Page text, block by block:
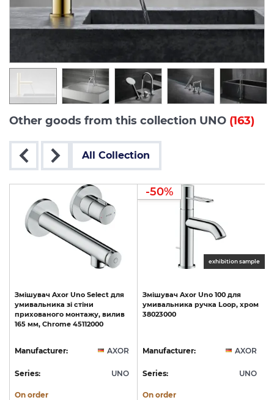
Other goods from this collection UNO (163)
All Collection
Змішувач Axor Uno Select для
умивальника зі стіни
прихованого монтажу, вилив
165 мм, Chrome 45112000
Manufacturer: AXOR
Series: UNO
On order
exhibition sample
-50%
Змішувач Axor Uno 100 для
умивальника ручка Loop, хром
38023000
Manufacturer: AXOR
Series: UNO
On order